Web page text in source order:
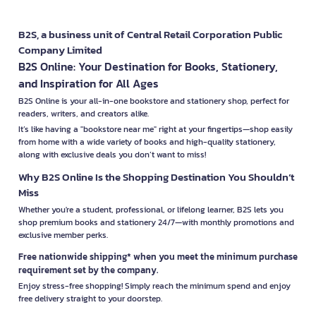
B2S, a business unit of Central Retail Corporation Public
Company Limited
B2S Online: Your Destination for Books, Stationery,
and Inspiration for All Ages
B2S Online is your all-in-one bookstore and stationery shop, perfect for
readers, writers, and creators alike.
It’s like having a "bookstore near me" right at your fingertips—shop easily
from home with a wide variety of books and high-quality stationery,
along with exclusive deals you don’t want to miss!
Why B2S Online Is the Shopping Destination You Shouldn’t
Miss
Whether you're a student, professional, or lifelong learner, B2S lets you
shop premium books and stationery 24/7—with monthly promotions and
exclusive member perks.
Free nationwide shipping* when you meet the minimum purchase
requirement set by the company.
Enjoy stress-free shopping! Simply reach the minimum spend and enjoy
free delivery straight to your doorstep.